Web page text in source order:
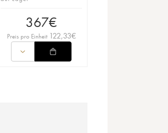
367€
Preis pro Einheit 122,33€